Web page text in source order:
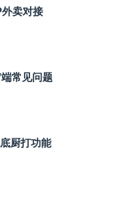
卖对接
常见问题
厨打功能